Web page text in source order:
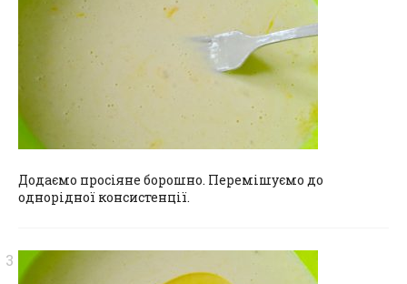
Додаємо просіяне борошно. Перемішуємо до
однорідної консистенції.